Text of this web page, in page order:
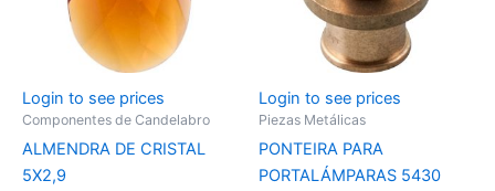
Login to see prices
Componentes de Candelabro
ALMENDRA DE CRISTAL
5X2,9
Login to see prices
Piezas Metálicas
PONTEIRA PARA
PORTALÁMPARAS 5430